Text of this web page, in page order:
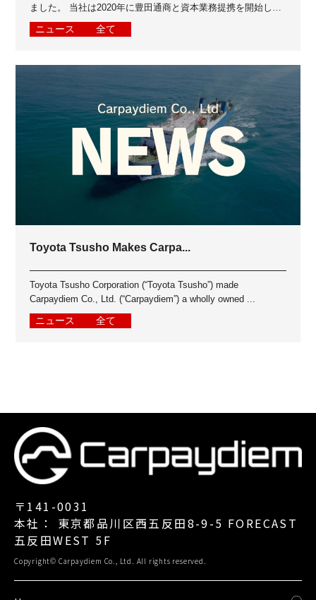
ました。 当社は2020年に豊田通商と資本業務提携を開始し、
2023年に豊田通商グループイン...
ニュース 全て
Toyota Tsusho Makes Carpa...
Toyota Tsusho Corporation (“Toyota Tsusho”) made
Carpaydiem Co., Ltd. (“Carpaydiem”) a wholly owned ...
ニュース 全て
〒141-0031
本社： 東京都品川区西五反田8-9-5 FORECAST
五反田WEST 5F
Copyright© Carpaydiem Co., Ltd. All rights reserved.